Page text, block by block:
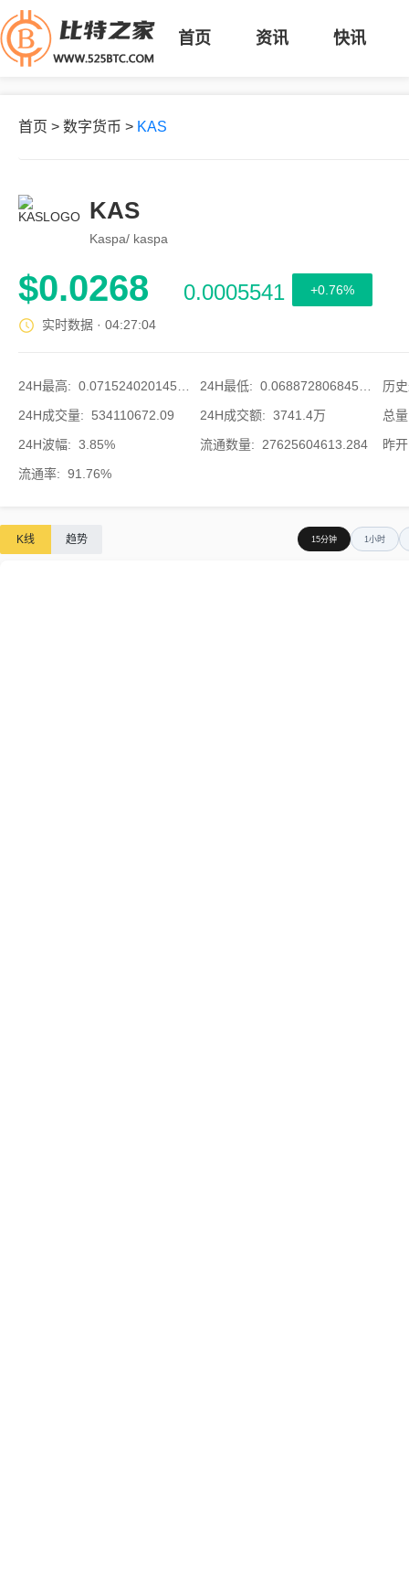
首页 资讯 快讯
首页 > 数字货币 > KAS
KAS
Kaspa/ kaspa
$0.0268 0.0005541 +0.76%
实时数据 · 04:27:04
24H最高: 24H最低:
历
24H成交量: 534110672.09 24H成交额: 3741.4万 总量
24H波幅: 3.85% 流通数量: 27625604613.284 昨开
流通率: 91.76%
K线 趋势 15分钟 1小时